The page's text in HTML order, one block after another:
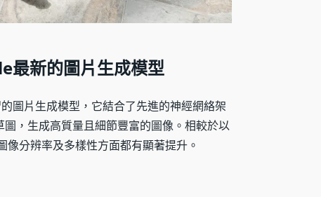
新的圖片生成模型
圖片生成模型，它結合了先進的神經網絡架
，生成高質量且細節豐富的圖像。相較於以
分辨率及多樣性方面都有顯著提升。